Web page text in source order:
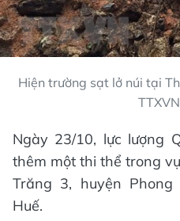
Hiện trường sạt lở núi tại
Ngày 23/10, lực lượng
thêm một thi thể trong
Trăng 3, huyện
Huế.